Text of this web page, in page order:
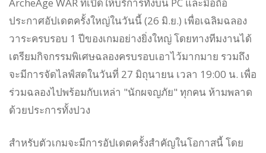
ArcheAge WAR ที่เปิดให้บริการทั้งบน PC และมือถือ
ประกาศอัปเดตครั้งใหญ่ในวันนี้ (26 มิ.ย.) เพื่อเฉลิมฉลอง
วาระครบรอบ 1 ปีของเกมอย่างยิ่งใหญ่ โดยทางทีมงานได้
เตรียมกิจกรรมพิเศษฉลองครบรอบเอาไว้มากมาย รวมถึง
จะมีการจัดไลฟ์สดในวันที่ 27 มิถุนายน เวลา 19:00 น. เพื่อ
ร่วมฉลองไปพร้อมกับเหล่า "นักผจญภัย" ทุกคน ห้ามพลาด
ด้วยประการทั้งปวง
สำหรับตัวเกมจะมีการอัปเดตครั้งสำคัญในโอกาสนี้ โดย